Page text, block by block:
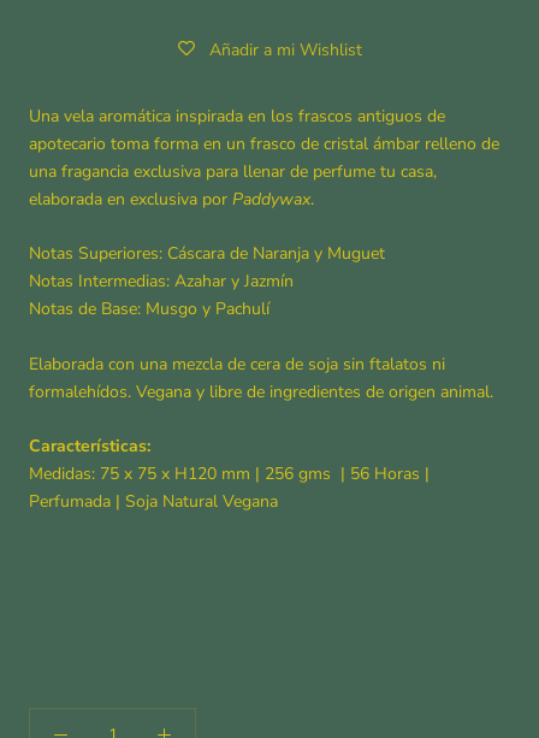
Añadir a mi Wishlist
Una vela aromática inspirada en los frascos antiguos de
apotecario toma forma en un frasco de cristal ámbar relleno de
una fragancia exclusiva para llenar de perfume tu casa,
elaborada en exclusiva por Paddywax.
Notas Superiores: Cáscara de Naranja y Muguet
Notas Intermedias: Azahar y Jazmín
Notas de Base: Musgo y Pachulí
Elaborada con una mezcla de cera de soja sin ftalatos ni
formalehídos. Vegana y libre de ingredientes de origen animal.
Características:
Medidas: 75 x 75 x H120 mm | 256 gms | 56 Horas |
Perfumada | Soja Natural Vegana